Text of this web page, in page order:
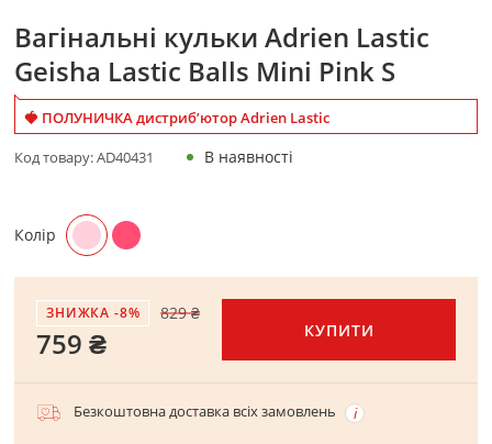
Вагінальні кульки Adrien Lastic
Geisha Lastic Balls Mini Pink S
🍓 ПОЛУНИЧКА дистриб’ютор Adrien Lastic
Код товару:AD40431 В наявності
Колір
ЗНИЖКА -8% 829 ₴
759 ₴ КУПИТИ
Безкоштовна доставка всіх замовлень